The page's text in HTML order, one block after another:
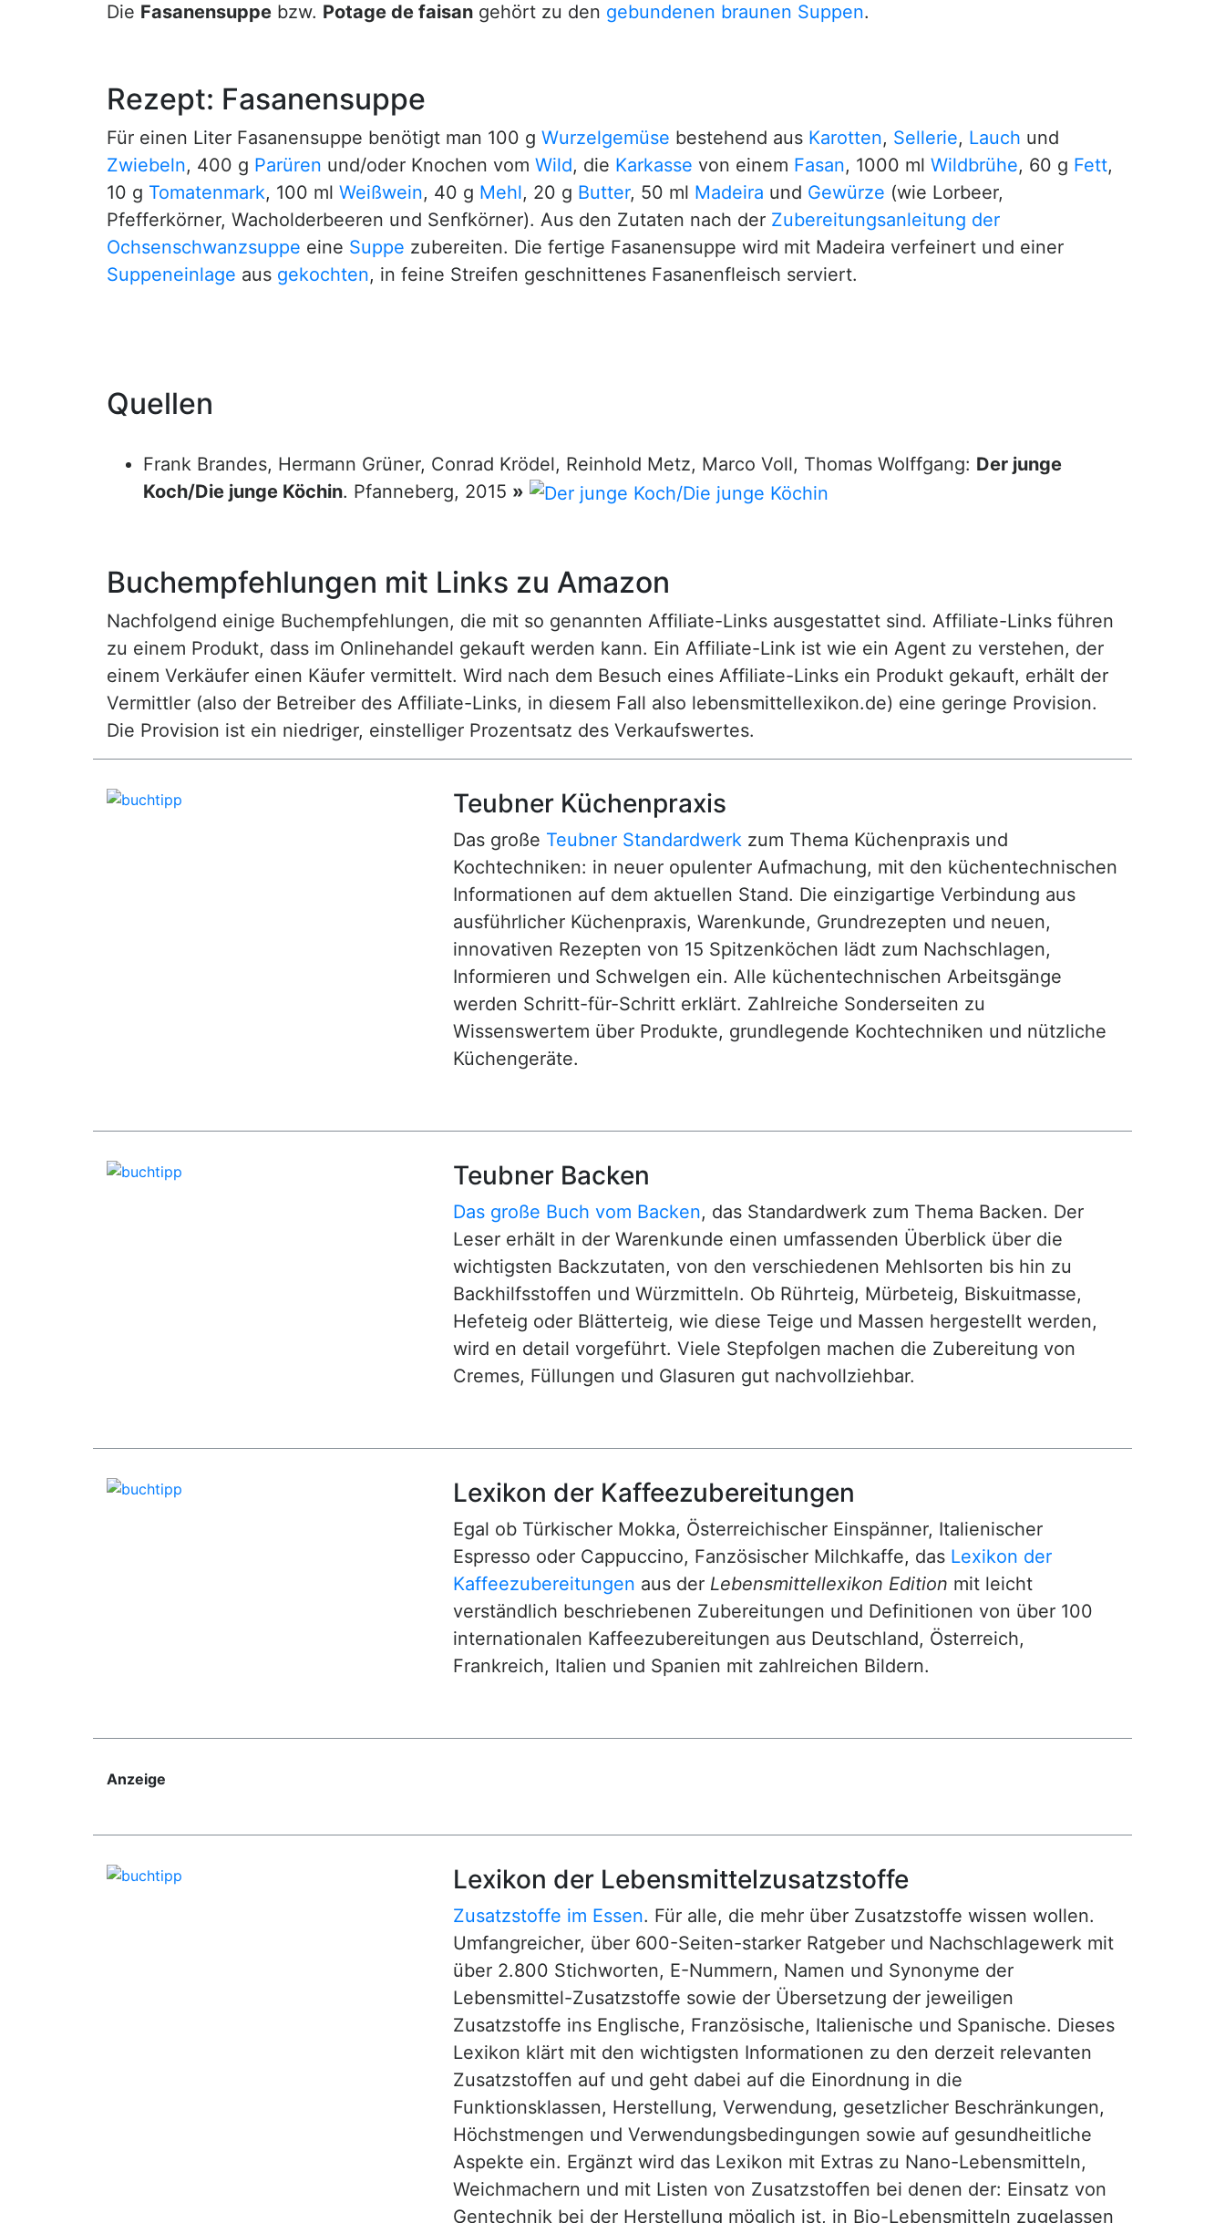
Die Fasanensuppe bzw. Potage de faisan gehört zu den gebundenen braunen Suppen.
Rezept: Fasanensuppe
Für einen Liter Fasanensuppe benötigt man 100 g Wurzelgemüse bestehend aus Karotten, Sellerie, Lauch und
Zwiebeln, 400 g Parüren und/oder Knochen vom Wild, die Karkasse von einem Fasan, 1000 ml Wildbrühe, 60 g Fett,
10 g Tomatenmark, 100 ml Weißwein, 40 g Mehl, 20 g Butter, 50 ml Madeira und Gewürze (wie Lorbeer,
Pfefferkörner, Wacholderbeeren und Senfkörner). Aus den Zutaten nach der Zubereitungsanleitung der
Ochsenschwanzsuppe eine Suppe zubereiten. Die fertige Fasanensuppe wird mit Madeira verfeinert und einer
Suppeneinlage aus gekochten, in feine Streifen geschnittenes Fasanenfleisch serviert.
Quellen
Frank Brandes, Hermann Grüner, Conrad Krödel, Reinhold Metz, Marco Voll, Thomas Wolffgang: Der junge
Koch/Die junge Köchin. Pfanneberg, 2015 »
Buchempfehlungen mit Links zu Amazon
Nachfolgend einige Buchempfehlungen, die mit so genannten Affiliate-Links ausgestattet sind. Affiliate-Links führen
zu einem Produkt, dass im Onlinehandel gekauft werden kann. Ein Affiliate-Link ist wie ein Agent zu verstehen, der
einem Verkäufer einen Käufer vermittelt. Wird nach dem Besuch eines Affiliate-Links ein Produkt gekauft, erhält der
Vermittler (also der Betreiber des Affiliate-Links, in diesem Fall also lebensmittellexikon.de) eine geringe Provision.
Die Provision ist ein niedriger, einstelliger Prozentsatz des Verkaufswertes.
Teubner Küchenpraxis
Das große Teubner Standardwerk zum Thema Küchenpraxis und
Kochtechniken: in neuer opulenter Aufmachung, mit den küchentechnischen
Informationen auf dem aktuellen Stand. Die einzigartige Verbindung aus
ausführlicher Küchenpraxis, Warenkunde, Grundrezepten und neuen,
innovativen Rezepten von 15 Spitzenköchen lädt zum Nachschlagen,
Informieren und Schwelgen ein. Alle küchentechnischen Arbeitsgänge
werden Schritt-für-Schritt erklärt. Zahlreiche Sonderseiten zu
Wissenswertem über Produkte, grundlegende Kochtechniken und nützliche
Küchengeräte.
Teubner Backen
Das große Buch vom Backen, das Standardwerk zum Thema Backen. Der
Leser erhält in der Warenkunde einen umfassenden Überblick über die
wichtigsten Backzutaten, von den verschiedenen Mehlsorten bis hin zu
Backhilfsstoffen und Würzmitteln. Ob Rührteig, Mürbeteig, Biskuitmasse,
Hefeteig oder Blätterteig, wie diese Teige und Massen hergestellt werden,
wird en detail vorgeführt. Viele Stepfolgen machen die Zubereitung von
Cremes, Füllungen und Glasuren gut nachvollziehbar.
Lexikon der Kaffeezubereitungen
Egal ob Türkischer Mokka, Österreichischer Einspänner, Italienischer
Espresso oder Cappuccino, Fanzösischer Milchkaffe, das Lexikon der
Kaffeezubereitungen aus der Lebensmittellexikon Edition mit leicht
verständlich beschriebenen Zubereitungen und Definitionen von über 100
internationalen Kaffeezubereitungen aus Deutschland, Österreich,
Frankreich, Italien und Spanien mit zahlreichen Bildern.
Anzeige
Lexikon der Lebensmittelzusatzstoffe
Zusatzstoffe im Essen. Für alle, die mehr über Zusatzstoffe wissen wollen.
Umfangreicher, über 600-Seiten-starker Ratgeber und Nachschlagewerk mit
über 2.800 Stichworten, E-Nummern, Namen und Synonyme der
Lebensmittel-Zusatzstoffe sowie der Übersetzung der jeweiligen
Zusatzstoffe ins Englische, Französische, Italienische und Spanische. Dieses
Lexikon klärt mit den wichtigsten Informationen zu den derzeit relevanten
Zusatzstoffen auf und geht dabei auf die Einordnung in die
Funktionsklassen, Herstellung, Verwendung, gesetzlicher Beschränkungen,
Höchstmengen und Verwendungsbedingungen sowie auf gesundheitliche
Aspekte ein. Ergänzt wird das Lexikon mit Extras zu Nano-Lebensmitteln,
Weichmachern und mit Listen von Zusatzstoffen bei denen der: Einsatz von
Gentechnik bei der Herstellung möglich ist, in Bio-Lebensmitteln zugelassen